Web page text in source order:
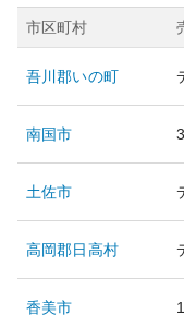
市区町村
吾川郡いの町
南国市
土佐市
高岡郡日高村
香美市